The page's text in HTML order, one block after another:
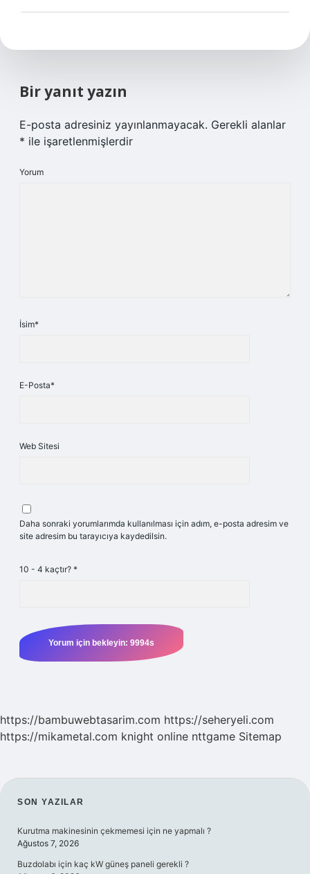
Bir yanıt yazın
E-posta adresiniz yayınlanmayacak. Gerekli alanlar
* ile işaretlenmişlerdir
Yorum
İsim*
E-Posta*
Web Sitesi
Daha sonraki yorumlarımda kullanılması için adım, e-posta adresim ve
site adresim bu tarayıcıya kaydedilsin.
10 - 4 kaçtır? *
https://bambuwebtasarim.com https://seheryeli.com
https://mikametal.com knight online nttgame Sitemap
SIDEBAR
SON YAZILAR
Kurutma makinesinin çekmemesi için ne yapmalı ?
Ağustos 7, 2026
Buzdolabı için kaç kW güneş paneli gerekli ?